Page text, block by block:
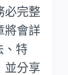
必完整
將會詳
、特
並分享